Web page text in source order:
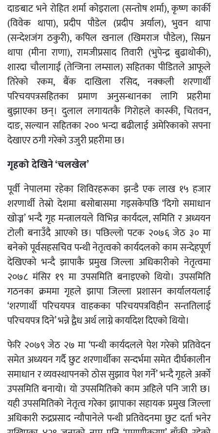
दाङबाट भने रोहित शर्मा कोइराला (सन्तोष शर्मा), कृष्ण कार्की
(विवेक थापा), प्रदीप पौडेल (प्रदीप अर्याल), भुवन थापा
(सन्देशजंग ठकुरी), कपिल खनाल (खिमराज पौडेल), सिम्रन
थापा (मीना राणा), रामजीप्रसाद तिवारी (भुपेन्द्र बुढाथोकी),
शारदा चौलागाईं (तेन्जिना लम्साल) सहितका पीडितले आफूले
तिरेको रकम, बैंक दाखिला रसिद, नक्कली शरणार्थी
परिचयपत्रसहितका प्रमाण अनुसन्धानका लागि प्रहरीमा
बुझाएका छन्। दुलाल लगायतकै गिरोहले कास्की, चितवन,
दाङ, सल्यान सहितका २०० भन्दा बढीलाई अमेरिकाको सपना
देखाएर ठगी गरेको उजुरी प्रहरीमा छ।
गृहको देखिने ‘चलखेल’
पूर्वी नेपालमा रहेका शिविरहरूका झन्डै एक लाख १५ हजार
शरणार्थी तेस्रो देशमा बसोबासमा गइसकेपछि ‘दिगो समाधान
खोज्न’ भन्दै गृह मन्त्रालयले विभिन्न कार्यदल, समिति र अध्ययन
टोली बनाउँदै आएको छ। पछिल्लो पटक २०७६ जेठ ३० मा
बनेको पूर्वसहसचिव पन्थी नेतृत्वको कार्यदलको काम सन्देहपूर्ण
देखिएको भन्दै झापाकै प्रमुख जिल्ला अधिकारीको नेतृत्वमा
२०७८ मंसिर १९ मा उपसमिति बनाइएको थियो। उपसमिति
गठनका क्रममा गृहले झापा जिल्ला प्रशासन कार्यालयलाई
‘शरणार्थी परिचयपत्र वाहकका परिचयपत्रविहीन सन्ततिलाई
परिचयपत्र दिने’ भन्ने द्वैध अर्थ लाग्ने कार्यादेश दिएको थियो।
फेरि २०७९ जेठ २७ मा ‘पन्थी कार्यदलले पेश गरेको प्रतिवेदन
समेत अध्ययन गर्दै छुट शरणार्थीका सन्दर्भमा समेत दीर्घकालीन
समाधान र व्यवस्थापनको ठोस सुझाव पेश गर्ने’ भन्दै गृहले अर्को
उपसमिति बनायो। यो उपसमितिको काम अहिले पनि जारी छ।
यही उपसमितिको नेतृत्व गरेका झापाका सहायक प्रमुख जिल्ला
अधिकारी रुद्रप्रसाद न्यौपानेले पन्थी प्रतिवेदनमा छुट दर्ता भनेर